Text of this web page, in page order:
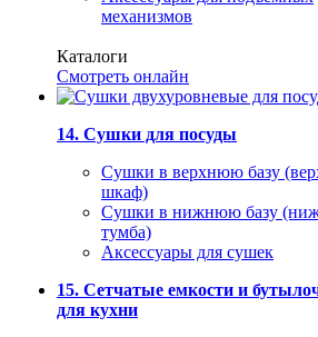
механизмов
Каталоги
Смотреть онлайн
14. Сушки для посуды
Сушки в верхнюю базу
шкаф)
Сушки в нижнюю базу
тумба)
Аксессуары для сушек
15. Сетчатые емкости и
для кухни